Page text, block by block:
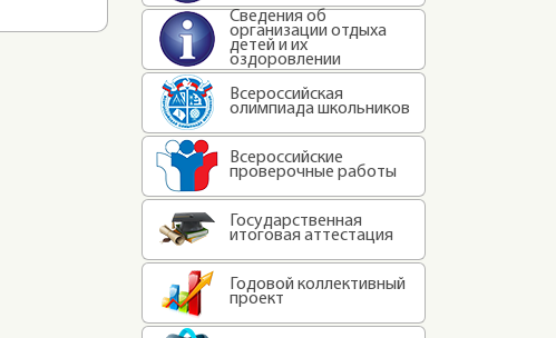
Сведения об
организации отдыха
детей и их
оздоровлении
Всероссийская
олимпиада школьников
Всероссийские
проверочные работы
Государственная
итоговая аттестация
Годовой коллективный
проект